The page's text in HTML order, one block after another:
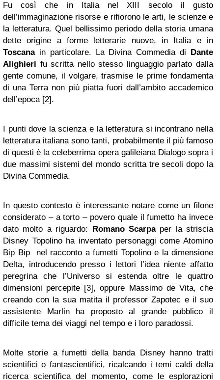
Fu così che in Italia nel XIII secolo il gusto
dell’immaginazione risorse e rifiorono le arti, le scienze e
la letteratura. Quel bellissimo periodo della storia umana
dette origine a forme letterarie nuove, in Italia e in
Toscanain particolare. La Divina Commedia di Dante
Alighieri fu scritta nello stesso linguaggio parlato dalla
gente comune, il volgare, trasmise le prime fondamenta
di una Terra non più piatta fuori dall’ambito accademico
dell’epoca [2].
I punti dove la scienza e la letteratura si incontrano nella
letteratura italiana sono tanti, probabilmente il più famoso
di questi è la celeberrima opera galileiana Dialogo sopra i
due massimi sistemi del mondo scritta tre secoli dopo la
Divina Commedia.
In questo contesto è interessante notare come un filone
considerato – a torto – povero quale il fumetto ha invece
dato molto a riguardo: Romano Scarpaper la striscia
Disney Topolino ha inventato personaggi come Atomino
Bip Bip nel racconto a fumetti Topolino e la dimensione
Delta, introducendo presso i lettori l’idea niente affatto
peregrina che l’Universo si estenda oltre le quattro
dimensioni percepite [3], oppure Massimo de Vita, che
creando con la sua matita il professor Zapotec e il suo
assistente Marlin ha proposto al grande pubblico il
difficile tema dei viaggi nel tempo e i loro paradossi.
Molte storie a fumetti della banda Disney hanno tratti
scientifici o fantascientifici, ricalcando i temi caldi della
ricerca scientifica del momento, come le esplorazioni